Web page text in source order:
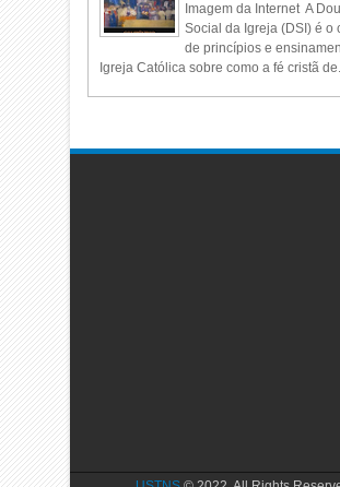
Imagem da Internet A
Social da Igreja (DSI) é o
de princípios e
Igreja Católica sobre como a fé cristã